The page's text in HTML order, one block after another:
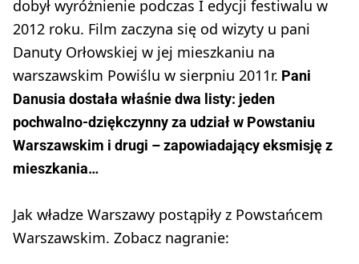
dobył wyróżnienie podczas I edycji festiwalu w
2012 roku. Film zaczyna się od wizyty u pani
Danuty Orłowskiej w jej mieszkaniu na
warszawskim Powiślu w sierpniu 2011r. Pani
Danusia dostała właśnie dwa listy: jeden
pochwalno-dziękczynny za udział w Powstaniu
Warszawskim i drugi – zapowiadający eksmisję z
mieszkania…
Jak władze Warszawy postąpiły z Powstańcem
Warszawskim. Zobacz nagranie: